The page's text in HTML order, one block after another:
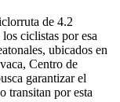
de 4.2
ciclistas por esa
ubicados en
Centro de
garantizar el
transitan por esta